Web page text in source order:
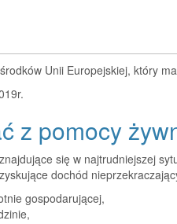
Unii Europejskiej, który
z pomocy
się w najtrudniejszej
dochód
gospodarującej,